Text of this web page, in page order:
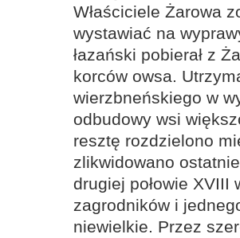
Właściciele Żarowa
wystawiać na
łazański pobierał z
korców owsa.
wierzbneńskiego w
odbudowy wsi
resztę rozdzielono
zlikwidowano
drugiej połowie
zagrodników i
niewielkie. Przez